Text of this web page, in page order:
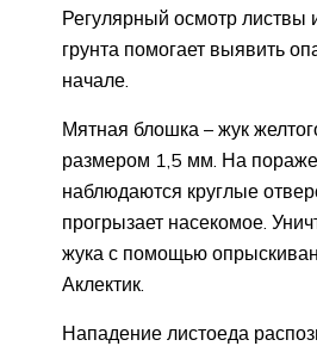
Регулярный осмотр листвы
грунта помогает выявить
начале.
Мятная блошка – жук
размером 1,5 мм. На
наблюдаются круглые
прогрызает насекомое.
жука с помощью
Аклектик.
Нападение листоеда